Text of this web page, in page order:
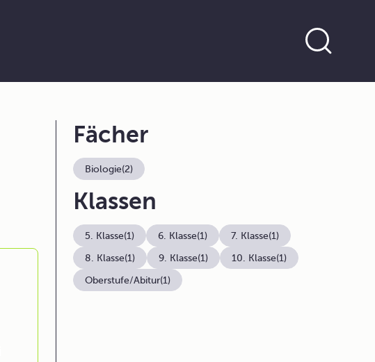
Fächer
Biologie(2)
Klassen
5. Klasse(1) 6. Klasse(1) 7. Klasse(1)
8. Klasse(1) 9. Klasse(1) 10. Klasse(1)
Oberstufe/Abitur(1)